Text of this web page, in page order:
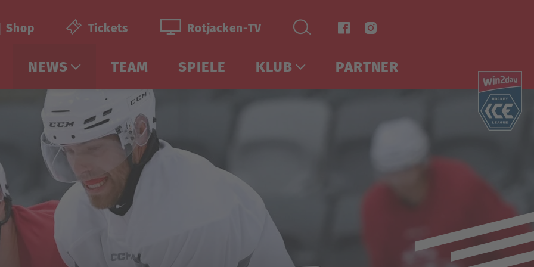
Shop Tickets Rotjacken-TV
NEWS TEAM SPIELE KLUB PARTNER